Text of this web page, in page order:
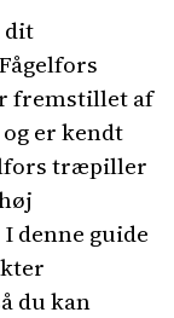
dit
fremstillet af
er kendt
træpiller
denne guide
du kan